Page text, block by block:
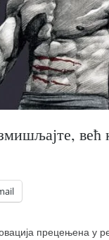
већ
прецењена у